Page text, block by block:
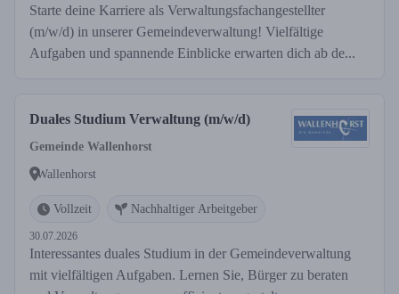
Starte deine Karriere als Verwaltungsfachangestellter
(m/w/d) in unserer Gemeindeverwaltung! Vielfältige
Aufgaben und spannende Einblicke erwarten dich ab de...
Duales Studium Verwaltung (m/w/d)
Gemeinde Wallenhorst
Wallenhorst
Vollzeit Nachhaltiger Arbeitgeber
30.07.2026
Interessantes duales Studium in der Gemeindeverwaltung
mit vielfältigen Aufgaben. Lernen Sie, Bürger zu beraten